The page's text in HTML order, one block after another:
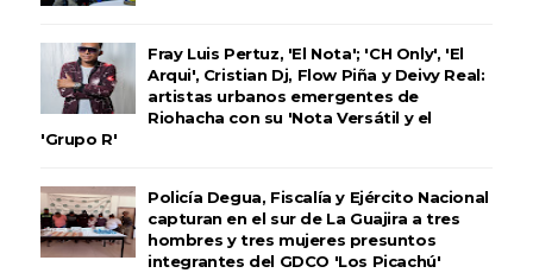
Fray Luis Pertuz, 'El Nota'; 'CH Only', 'El
Arqui', Cristian Dj, Flow Piña y Deivy Real:
artistas urbanos emergentes de
Riohacha con su 'Nota Versátil y el
'Grupo R'
Policía Degua, Fiscalía y Ejército Nacional
capturan en el sur de La Guajira a tres
hombres y tres mujeres presuntos
integrantes del GDCO 'Los Picachú'